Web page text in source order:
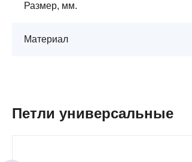
Размер, мм.
Материал
Петли универсальные